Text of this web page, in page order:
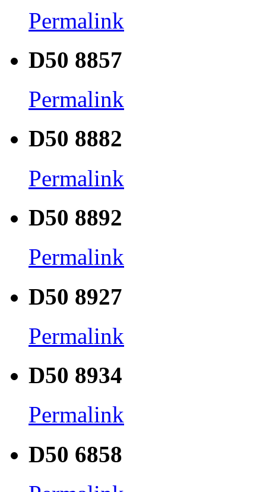
Permalink
D50 8857
Permalink
D50 8882
Permalink
D50 8892
Permalink
D50 8927
Permalink
D50 8934
Permalink
D50 6858